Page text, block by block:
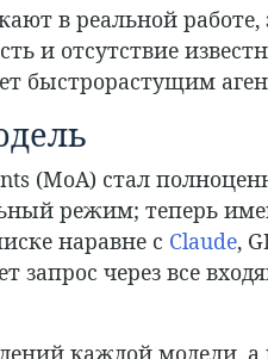
в реальной работе,
и отсутствие
быстрорастущим
(MoA) стал
режим; теперь
наравне с Claude,
запрос через все
каждой модели, а